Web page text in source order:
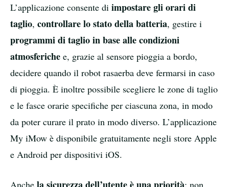
L’applicazione consente di impostare gli orari di
taglio, controllare lo stato della batteria, gestire i
programmi di taglio in base alle condizioni
atmosferiche e, grazie al sensore pioggia a bordo,
decidere quando il robot rasaerba deve fermarsi in caso
di pioggia. È inoltre possibile scegliere le zone di taglio
e le fasce orarie specifiche per ciascuna zona, in modo
da poter curare il prato in modo diverso. L’applicazione
My iMow è disponibile gratuitamente negli store Apple
e Android per dispositivi iOS.